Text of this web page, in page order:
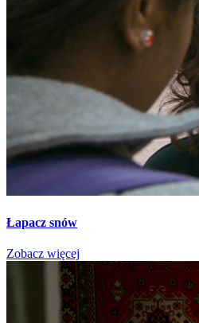
Łapacz snów
Zobacz więcej